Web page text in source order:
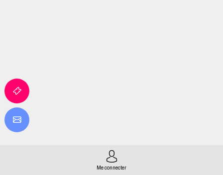
Me connecter